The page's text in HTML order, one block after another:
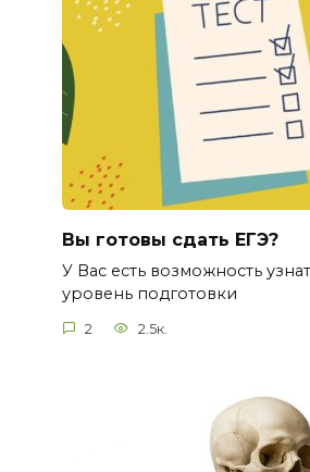
Вы готовы сдать ЕГЭ?
У Вас есть возможность
уровень подготовки
2 2.5к.